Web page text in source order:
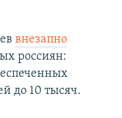
внезапно
россиян:
до 10 тысяч.